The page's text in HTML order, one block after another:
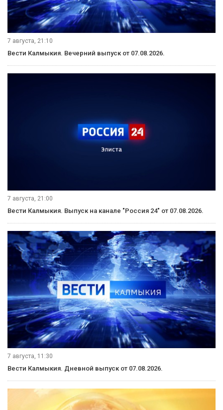
7 августа, 21:10
Вести Калмыкия. Вечерний выпуск от 07.08.2026.
7 августа, 21:00
Вести Калмыкия. Выпуск на канале "Россия 24" от 07.08.2026.
7 августа, 11:30
Вести Калмыкия. Дневной выпуск от 07.08.2026.